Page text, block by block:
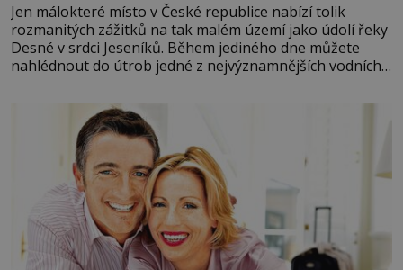
Jen málokteré místo v České republice nabízí tolik
rozmanitých zážitků na tak malém území jako údolí řeky
Desné v srdci Jeseníků. Během jediného dne můžete
nahlédnout do útrob jedné z nejvýznamnějších vodních
se na koloběžce a den zakončit poznáváním památek ve
Velkých Losinách nebo v termálním